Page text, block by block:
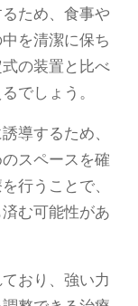
ため、食事や
を清潔に保ち
の装置と比べ
でしょう。
導するため、
スペースを確
行うことで、
む可能性があ
おり、強い力